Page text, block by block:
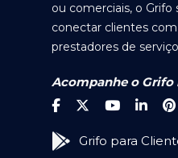
ou comerciais, o Grifo
conectar clientes
prestadores de
Acompanhe o Grifo
Grifo para